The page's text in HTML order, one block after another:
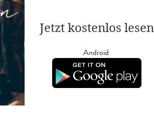
Jetzt kostenlos
Android